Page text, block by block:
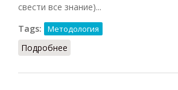
свести все знание)...
Tags:
Методология
Подробнее